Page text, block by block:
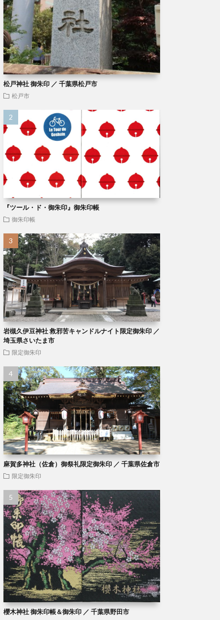
松戸神社 御朱印 ／ 千葉県松戸市
松戸市
『ツール・ド・御朱印』御朱印帳
御朱印帳
岩槻久伊豆神社 救邪苦キャンドルナイト限定御朱印 ／
埼玉県さいたま市
限定御朱印
麻賀多神社（佐倉）御祭礼限定御朱印 ／ 千葉県佐倉市
限定御朱印
櫻木神社 御朱印帳＆御朱印 ／ 千葉県野田市